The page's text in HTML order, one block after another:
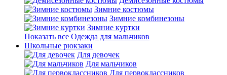
Зимние костюмы
Зимние комбинезоны
Зимние куртки
Показать все Одежда для мальчиков
Школьные рюкзаки
Для девочек
Для мальчиков
Для первоклассников